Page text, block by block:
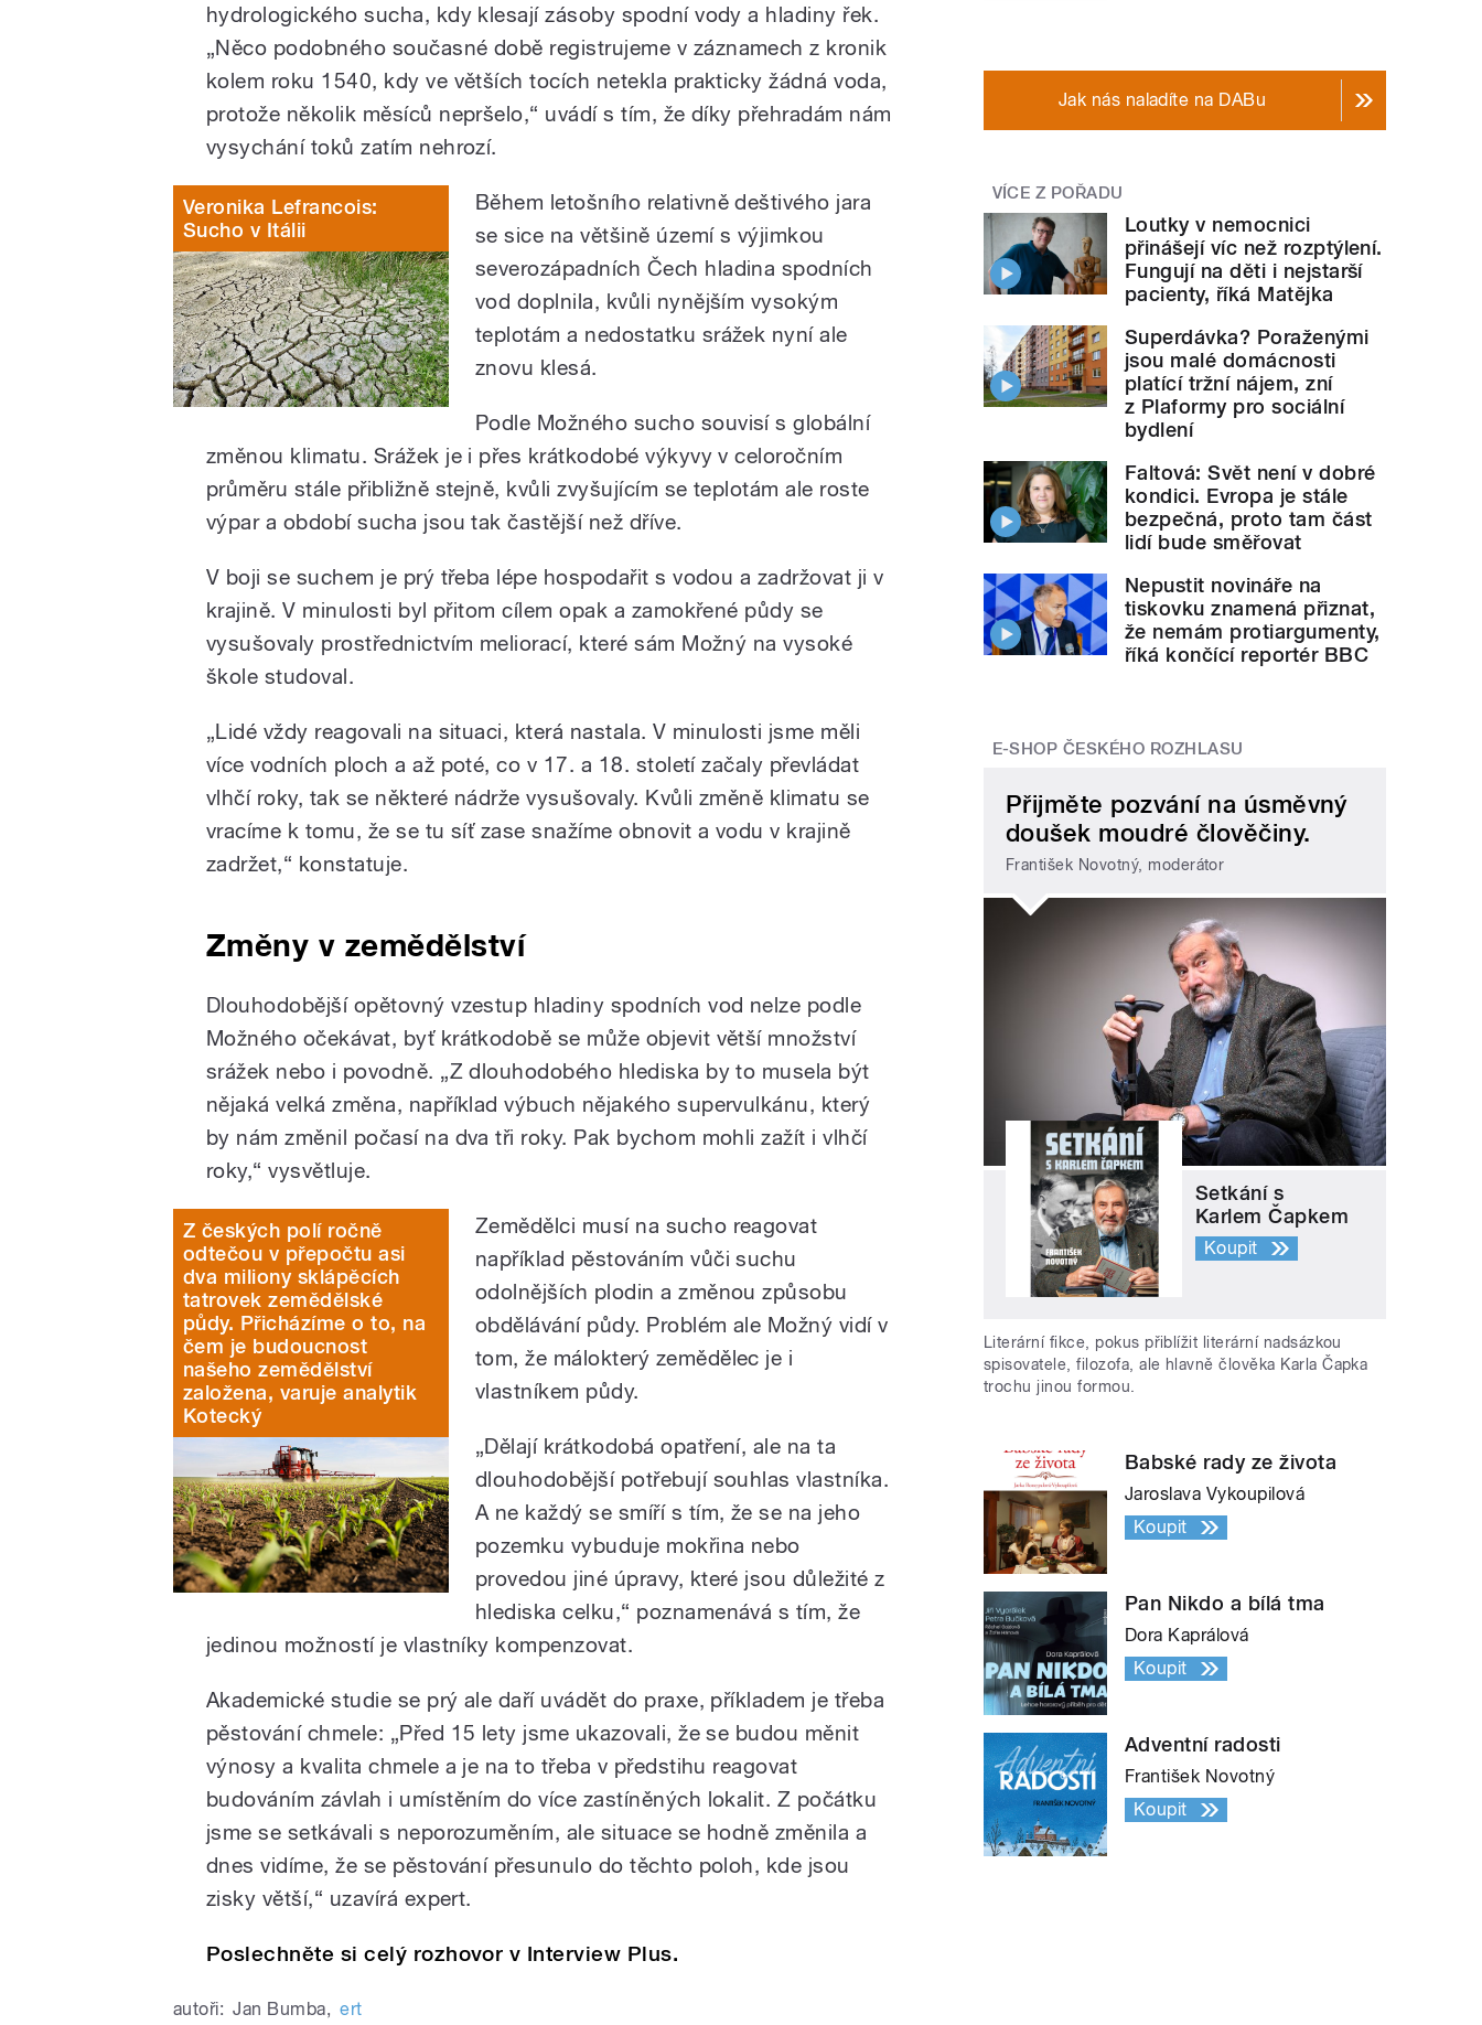
hydrologického sucha, kdy klesají zásoby spodní vody a hladiny řek.
„Něco podobného současné době registrujeme v záznamech z kronik
kolem roku 1540, kdy ve větších tocích netekla prakticky žádná voda,
protože několik měsíců nepršelo,“ uvádí s tím, že díky přehradám nám
vysychání toků zatím nehrozí.
Veronika Lefrancois:
Sucho v Itálii
Během letošního relativně deštivého jara
se sice na většině území s výjimkou
severozápadních Čech hladina spodních
vod doplnila, kvůli nynějším vysokým
teplotám a nedostatku srážek nyní ale
znovu klesá.
Podle Možného sucho souvisí s globální
změnou klimatu. Srážek je i přes krátkodobé výkyvy v celoročním
průměru stále přibližně stejně, kvůli zvyšujícím se teplotám ale roste
výpar a období sucha jsou tak častější než dříve.
V boji se suchem je prý třeba lépe hospodařit s vodou a zadržovat ji v
krajině. V minulosti byl přitom cílem opak a zamokřené půdy se
vysušovaly prostřednictvím meliorací, které sám Možný na vysoké
škole studoval.
„Lidé vždy reagovali na situaci, která nastala. V minulosti jsme měli
více vodních ploch a až poté, co v 17. a 18. století začaly převládat
vlhčí roky, tak se některé nádrže vysušovaly. Kvůli změně klimatu se
vracíme k tomu, že se tu síť zase snažíme obnovit a vodu v krajině
zadržet,“ konstatuje.
Změny v zemědělství
Dlouhodobější opětovný vzestup hladiny spodních vod nelze podle
Možného očekávat, byť krátkodobě se může objevit větší množství
srážek nebo i povodně. „Z dlouhodobého hlediska by to musela být
nějaká velká změna, například výbuch nějakého supervulkánu, který
by nám změnil počasí na dva tři roky. Pak bychom mohli zažít i vlhčí
roky,“ vysvětluje.
Z českých polí ročně
odtečou v přepočtu asi
dva miliony sklápěcích
tatrovek zemědělské
půdy. Přicházíme o to, na
čem je budoucnost
našeho zemědělství
založena, varuje analytik
Kotecký
Zemědělci musí na sucho reagovat
například pěstováním vůči suchu
odolnějších plodin a změnou způsobu
obdělávání půdy. Problém ale Možný vidí v
tom, že málokterý zemědělec je i
vlastníkem půdy.
„Dělají krátkodobá opatření, ale na ta
dlouhodobější potřebují souhlas vlastníka.
A ne každý se smíří s tím, že se na jeho
pozemku vybuduje mokřina nebo
provedou jiné úpravy, které jsou důležité z
hlediska celku,“ poznamenává s tím, že
jedinou možností je vlastníky kompenzovat.
Akademické studie se prý ale daří uvádět do praxe, příkladem je třeba
pěstování chmele: „Před 15 lety jsme ukazovali, že se budou měnit
výnosy a kvalita chmele a je na to třeba v předstihu reagovat
budováním závlah i umístěním do více zastíněných lokalit. Z počátku
jsme se setkávali s neporozuměním, ale situace se hodně změnila a
dnes vidíme, že se pěstování přesunulo do těchto poloh, kde jsou
zisky větší,“ uzavírá expert.
Poslechněte si celý rozhovor v Interview Plus.
autoři: Jan Bumba, ert
Jak nás naladíte na DABu
VÍCE Z POŘADU
Loutky v nemocnici
přinášejí víc než rozptýlení.
Fungují na děti i nejstarší
pacienty, říká Matějka
Superdávka? Poraženými
jsou malé domácnosti
platící tržní nájem, zní
z Plaformy pro sociální
bydlení
Faltová: Svět není v dobré
kondici. Evropa je stále
bezpečná, proto tam část
lidí bude směřovat
Nepustit novináře na
tiskovku znamená přiznat,
že nemám protiargumenty,
říká končící reportér BBC
E-SHOP ČESKÉHO ROZHLASU
Přijměte pozvání na úsměvný
doušek moudré člověčiny.
František Novotný, moderátor
Setkání s
Karlem Čapkem
Koupit
Literární fikce, pokus přiblížit literární nadsázkou
spisovatele, filozofa, ale hlavně člověka Karla Čapka
trochu jinou formou.
Babské rady ze života
Jaroslava Vykoupilová
Koupit
Pan Nikdo a bílá tma
Dora Kaprálová
Koupit
Adventní radosti
František Novotný
Koupit